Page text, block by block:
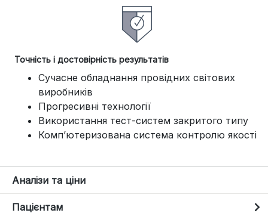
Точність і достовірність результатів
Сучасне обладнання провідних світових
виробників
Прогресивні технології
Використання тест-систем закритого типу
Комп’ютеризована система контролю якості
Аналізи та ціни
Пацієнтам